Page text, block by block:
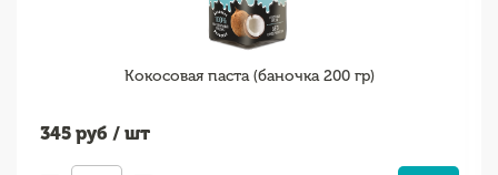
Кокосовая паста (баночка 200 гр)
345 руб / шт